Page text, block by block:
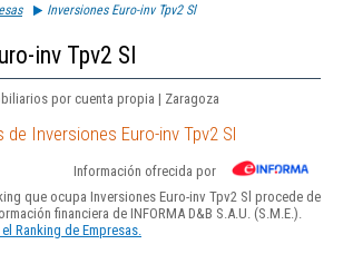
Inversiones Euro-inv Tpv2 Sl
inv Tpv2 Sl
por cuenta propia | Zaragoza
Inversiones Euro-inv Tpv2 Sl
Información ofrecida por
que ocupa Inversiones Euro-inv Tpv2 Sl procede de
financiera de INFORMA D&B S.A.U. (S.M.E.).
Ranking de Empresas.